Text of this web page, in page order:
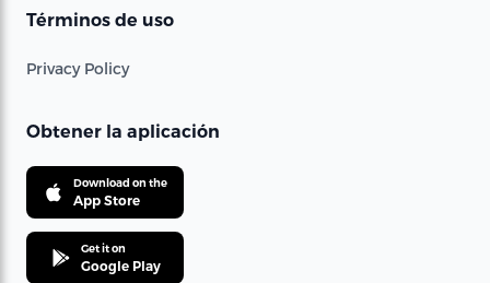
Términos de uso
Privacy Policy
Obtener la aplicación
Download on the
App Store
Get it on
Google Play